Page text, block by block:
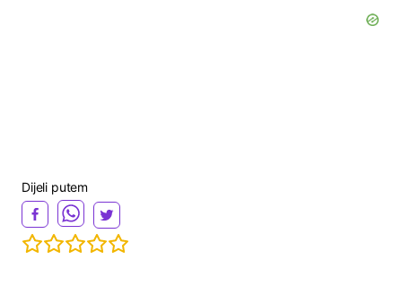
Dijeli putem